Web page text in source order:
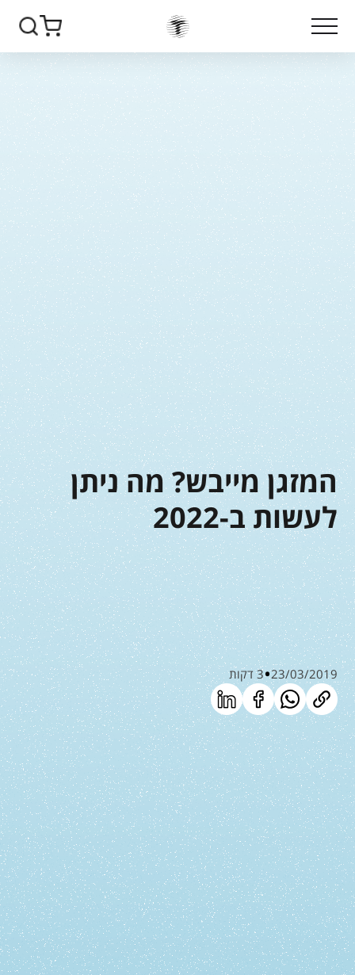
המזגן מייבש? מה ניתן
לעשות ב-2022
23/03/2019 3 דקות